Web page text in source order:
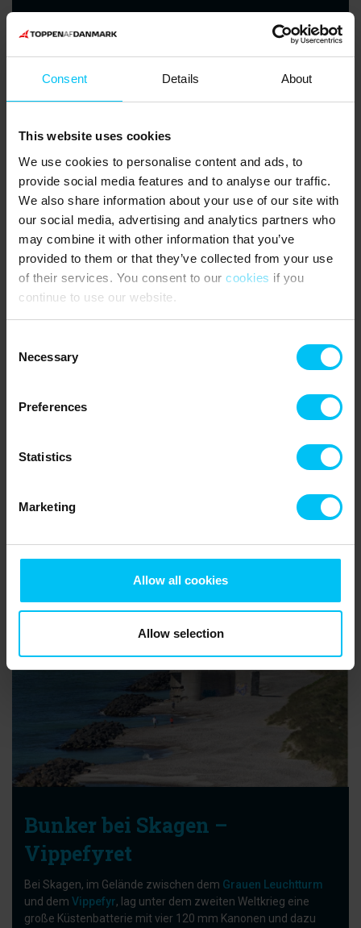
Consent Details About
This website uses cookies
We use cookies to personalise content and ads, to
provide social media features and to analyse our traffic.
We also share information about your use of our site with
our social media, advertising and analytics partners who
may combine it with other information that you’ve
provided to them or that they’ve collected from your use
of their services. You consent to our cookies if you
continue to use our website.
Selection
Necessary
Preferences
Statistics
Marketing
Allow all cookies
Allow selection
Im Jahre 1944 errichtet die Besatzungsmacht einige kleine
sicheren. Eine dieser Batterien wurde gut zwischen Dünen
dreizehn Bunker findet man heute noch. Wenn man den Ort
heute besucht kann man sich nur schwer vorstellen, dass hier
Lesen Sie hier mehr
Bunker bei Skagen –
Vippefyret
Bei Skagen, im Gelände zwischen dem Grauen Leuchtturm
und dem Vippefyr, lag unter dem zweiten Weltkrieg eine
große Küstenbatterie mit vier 120 mm Kanonen und dazu